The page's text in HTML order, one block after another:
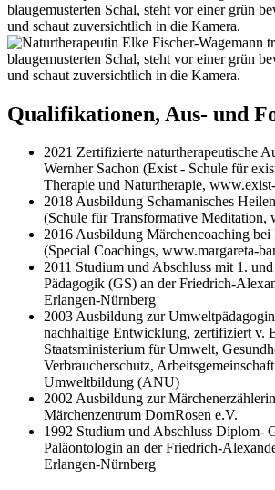
Qualifikationen, Aus- und
2021 Zertifizierte naturtherapeutische
Wernher Sachon (Exist - Schule für
Therapie und Naturtherapie,
2018Ausbildung Schamanisches
(Schule für Transformative Meditation,
2016Ausbildung Märchencoaching bei
(Special Coachings, www.margareta-
2011 Studium und Abschluss mit 1.
Pädagogik (GS) an der Friedrich-
Erlangen-Nürnberg
2003Ausbildung zur
nachhaltige Entwicklung, zertifiziert v.
Staatsministerium für Umwelt,
Verbraucherschutz,
Umweltbildung (ANU)
2002Ausbildung zur
Märchenzentrum DornRosen e.V.
1992 Studium und Abschluss Diplom-
Paläontologin an der Friedrich-
Erlangen-Nürnberg